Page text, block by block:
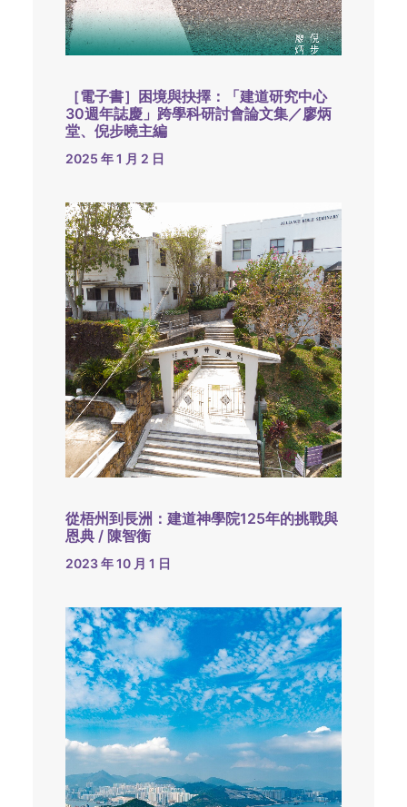
［電子書］困境與抉擇：「建道研究中心
30週年誌慶」跨學科研討會論文集／廖炳
堂、倪步曉主編
2025 年 1 月 2 日
從梧州到長洲：建道神學院125年的挑戰與
恩典 / 陳智衡
2023 年 10 月 1 日